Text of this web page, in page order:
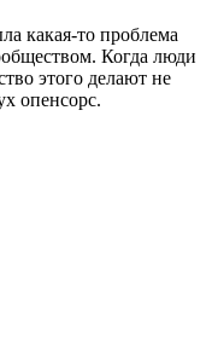
какая-то проблема
Когда люди
этого делают не
опенсорс.